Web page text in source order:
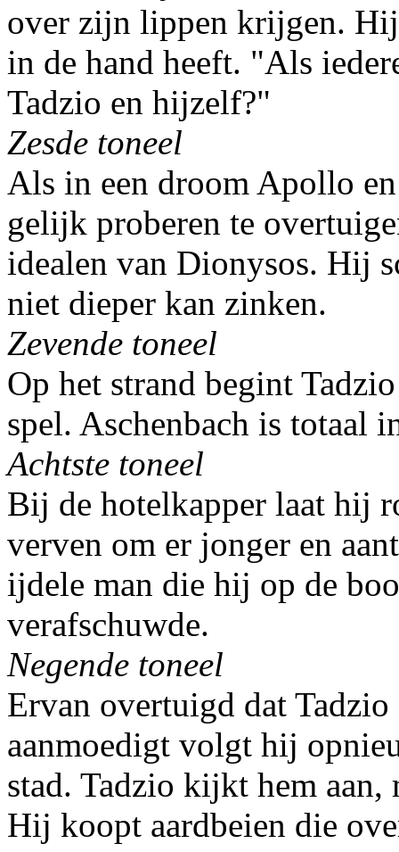
over zijn lippen krijgen.
in de hand heeft. "Als
Tadzio en hijzelf?"
Zesde toneel
Als in een droom Apollo
gelijk proberen te
idealen van Dionysos. Hij
niet dieper kan zinken.
Zevende toneel
Op het strand begint
spel. Aschenbach is totaal
Achtste toneel
Bij de hotelkapper laat hij
verven om er jonger en
ijdele man die hij op de
verafschuwde.
Negende toneel
Ervan overtuigd dat
aanmoedigt volgt hij
stad. Tadzio kijkt hem aan,
Hij koopt aardbeien die